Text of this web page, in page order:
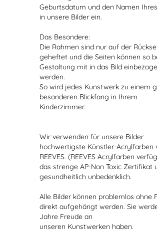
Geburtsdatum und den Namen
in unsere Bilder ein.
Das Besondere:
Die Rahmen sind nur auf der
geheftet und die Seiten können so
Gestaltung mit in das Bild
werden.
So wird jedes Kunstwerk zu einem
besonderen Blickfang in Ihrem
Kinderzimmer.
Wir verwenden für unsere Bilder
hochwertigste Künstler-Acrylfarben
REEVES. (REEVES Acrylfarben
das strenge AP-Non Toxic Zertifikat
gesundheitlich unbedenklich.
Alle Bilder können problemlos ohne
direkt aufgehängt werden. Sie
Jahre Freude an
unseren Kunstwerken haben.